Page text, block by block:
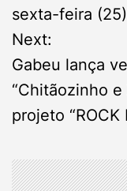
s
t
n
a
v
sexta-feira (25)
Next:
Gabeu lança
“Chitãozinho
projeto “ROCK